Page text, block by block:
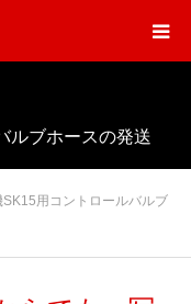
ルブホースの発送
SK15用コントロールバルブ